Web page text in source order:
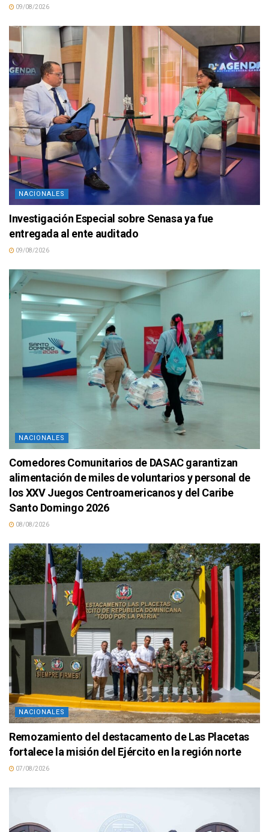
09/08/2026
NACIONALES
Investigación Especial sobre Senasa ya fue
entregada al ente auditado
09/08/2026
NACIONALES
Comedores Comunitarios de DASAC garantizan
alimentación de miles de voluntarios y personal de
los XXV Juegos Centroamericanos y del Caribe
Santo Domingo 2026
08/08/2026
NACIONALES
Remozamiento del destacamento de Las Placetas
fortalece la misión del Ejército en la región norte
07/08/2026